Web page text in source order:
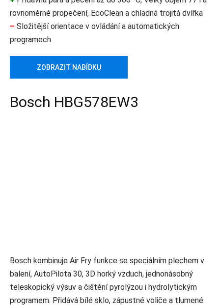
rovnoměrné propečení, EcoClean a chladná trojitá dvířka
– Složitější orientace v ovládání a automatických
programech
ZOBRAZIT NABÍDKU
Bosch HBG578EW3
Bosch kombinuje Air Fry funkce se speciálním plechem v
balení, AutoPilota 30, 3D horký vzduch, jednonásobný
teleskopický výsuv a čištění pyrolýzou i hydrolytickým
programem. Přidává bílé sklo, zápustné voliče a tlumené